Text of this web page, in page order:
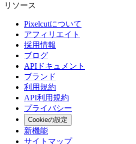
リソース
Pixelcutについて
アフィリエイト
採用情報
ブログ
APIドキュメント
ブランド
利用規約
API利用規約
プライバシー
Cookieの設定
新機能
サイトマップ